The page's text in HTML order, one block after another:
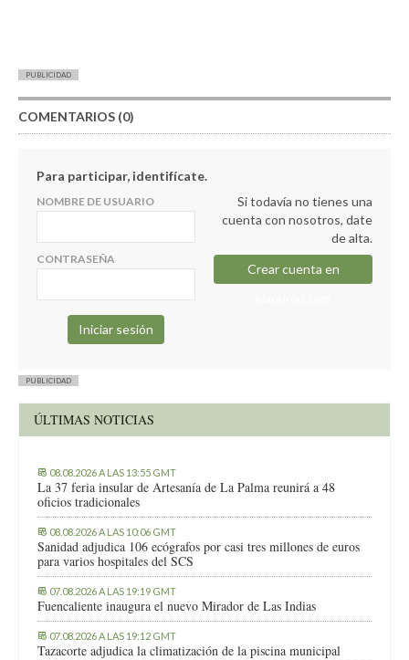
PUBLICIDAD
COMENTARIOS (0)
Para participar, identifícate.
NOMBRE DE USUARIO
CONTRASEÑA
Si todavía no tienes una
cuenta con nosotros, date
de alta.
Crear cuenta en
PUBLICIDAD
ÚLTIMAS NOTICIAS
08.08.2026 A LAS 13:55 GMT
La 37 feria insular de Artesanía de La Palma reunirá a 48
oficios tradicionales
08.08.2026 A LAS 10:06 GMT
Sanidad adjudica 106 ecógrafos por casi tres millones de euros
para varios hospitales del SCS
07.08.2026 A LAS 19:19 GMT
Fuencaliente inaugura el nuevo Mirador de Las Indias
07.08.2026 A LAS 19:12 GMT
Tazacorte adjudica la climatización de la piscina municipal